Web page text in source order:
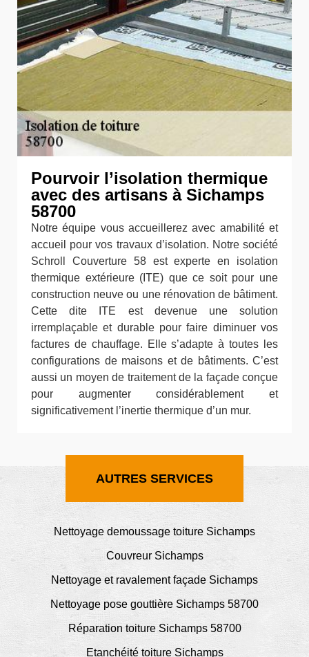
Pourvoir l’isolation thermique
avec des artisans à Sichamps
58700
Notre équipe vous accueillerez avec amabilité et
accueil pour vos travaux d’isolation. Notre société
Schroll Couverture 58 est experte en isolation
thermique extérieure (ITE) que ce soit pour une
construction neuve ou une rénovation de bâtiment.
Cette dite ITE est devenue une solution
irremplaçable et durable pour faire diminuer vos
factures de chauffage. Elle s’adapte à toutes les
configurations de maisons et de bâtiments. C’est
aussi un moyen de traitement de la façade conçue
pour augmenter considérablement et
significativement l’inertie thermique d’un mur.
AUTRES SERVICES
Nettoyage demoussage toiture Sichamps
Couvreur Sichamps
Nettoyage et ravalement façade Sichamps
Nettoyage pose gouttière Sichamps 58700
Réparation toiture Sichamps 58700
Etanchéité toiture Sichamps